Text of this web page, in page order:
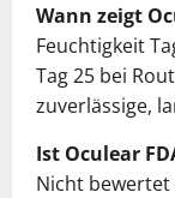
Wann zeigt
Feuchtigkeit
Tag 25 bei
zuverlässige,
Ist Oculear
Nicht bewertet